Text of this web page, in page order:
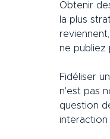
Obtenir
la plus
ne publiez
Fidéliser
n'est pas
question
interaction